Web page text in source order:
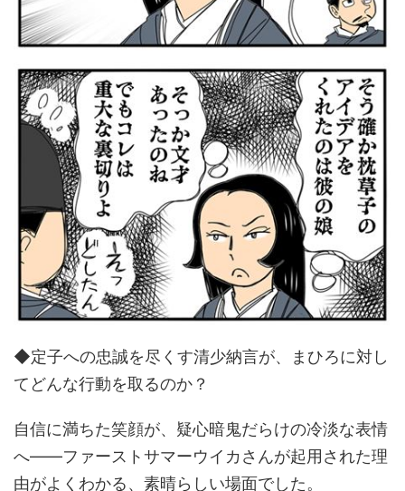
◆定子への忠誠を尽くす清少納言が、まひろに対し
てどんな行動を取るのか？
自信に満ちた笑顔が、疑心暗鬼だらけの冷淡な表情
へ――ファーストサマーウイカさんが起用された理
由がよくわかる、素晴らしい場面でした。